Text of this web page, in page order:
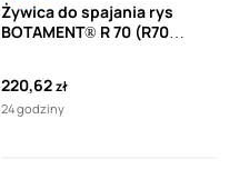
Żywica do spajania rys
BOTAMENT® R 70 (R70
220,62zł
24 godziny